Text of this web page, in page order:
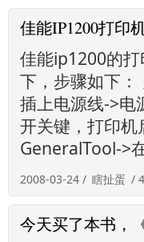
佳能IP1200打印
佳能ip1200的
下，步骤如下
插上电源线->电
开关键，打印
GeneralTool->
2008-03-24 / 瞎扯蛋 /
今天买了本书，